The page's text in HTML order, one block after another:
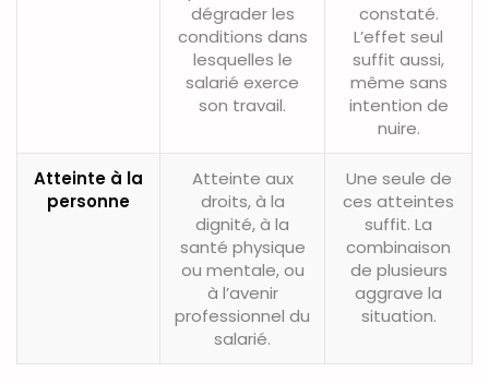
dégrader les
conditions dans
lesquelles le
salarié exerce
son travail.
constaté.
L’effet seul
suffit aussi,
même sans
intention de
nuire.
Atteinte à la
personne
Atteinte aux
droits, à la
dignité, à la
santé physique
ou mentale, ou
à l’avenir
professionnel du
salarié.
Une seule de
ces atteintes
suffit. La
combinaison
de plusieurs
aggrave la
situation.